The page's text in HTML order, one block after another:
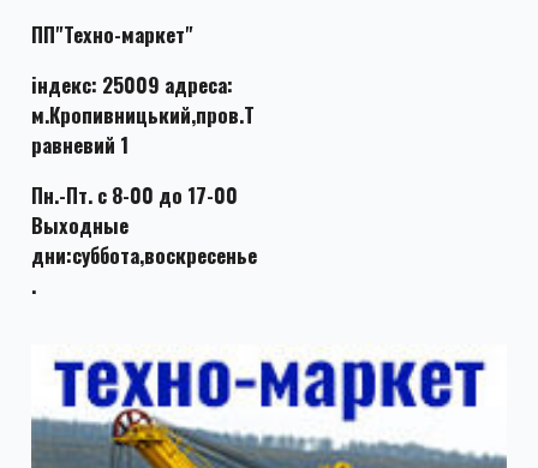
ПП"Техно-маркет"
індекс: 25009 адреса:
м.Кропивницький,пров.Т
равневий 1
Пн.-Пт. с 8-00 до 17-00
Выходные
дни:суббота,воскресенье
.